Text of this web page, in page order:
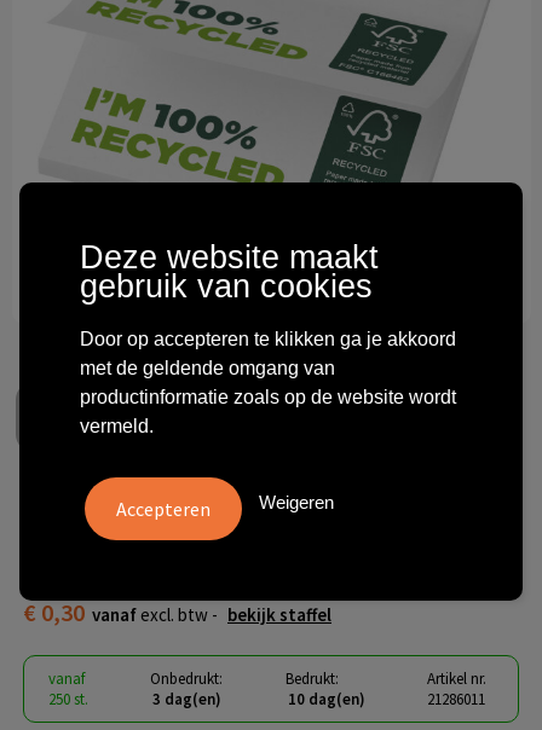
Technologie & gadgets
Themageschenken
Overig
Sticky-Mate® gerecyclede
€ 0,30 vanaf excl. btw - bekijk staffel
vanaf
250 st.
Onbedrukt:
3 dag(en)
Bedrukt:
10 dag(en)
Artikel nr.
21286011
Deze website maakt
gebruik van cookies
Door op accepteren te klikken ga je akkoord
met de geldende omgang van
productinformatie zoals op de website wordt
vermeld.
Weigeren